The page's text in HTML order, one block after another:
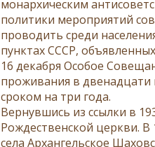
монархическим
политики мероприятий
проводить среди
пунктах СССР,
16 декабря Особое
проживания в двенадцати
сроком на три года.
Вернувшись из ссылки в
Рождественской церкви.
села Архангельское